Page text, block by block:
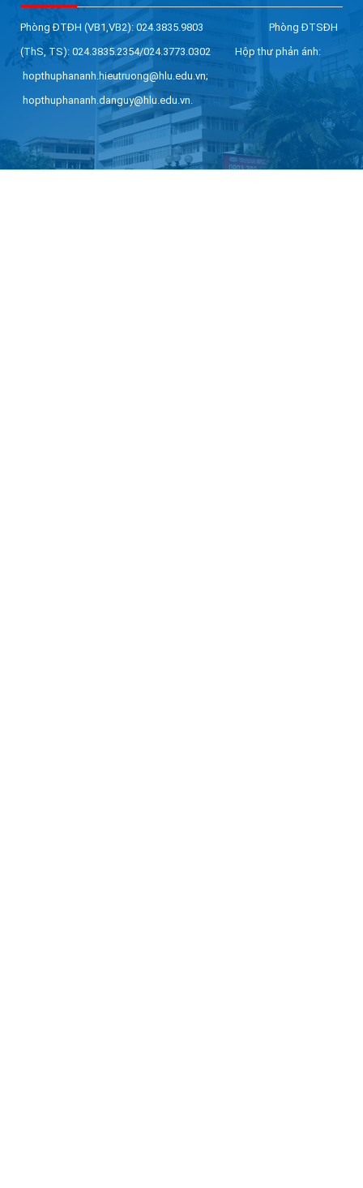
Phòng ĐTĐH (VB1,VB2): 024.3835.9803 Phòng ĐTSĐH
(ThS, TS): 024.3835.2354/024.3773.0302 Hộp thư phản ánh:
hopthuphananh.hieutruong@hlu.edu.vn;
hopthuphananh.danguy@hlu.edu.vn.